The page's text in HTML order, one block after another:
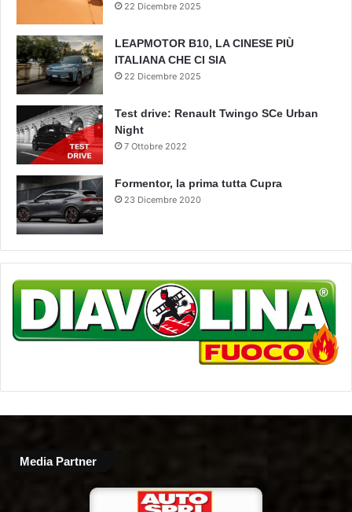
22 Dicembre 2025
LEAPMOTOR B10, LA CINESE PIÙ
ITALIANA CHE CI SIA
22 Dicembre 2025
Test drive: Renault Twingo SCe Urban
Night
7 Ottobre 2022
Formentor, la prima tutta Cupra
23 Dicembre 2020
Media Partner